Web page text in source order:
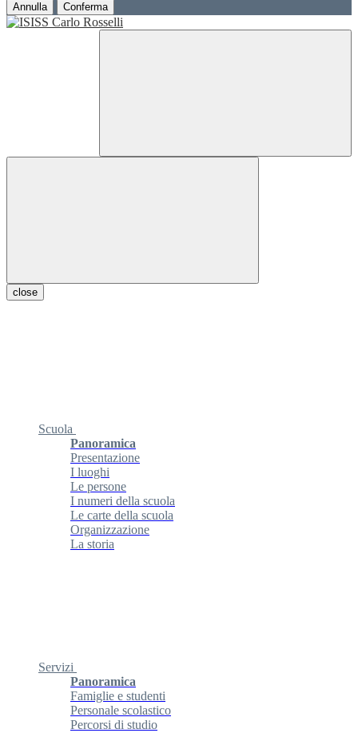
Annulla Conferma
close
Scuola
Panoramica
Presentazione
I luoghi
Le persone
I numeri della scuola
Le carte della scuola
Organizzazione
La storia
Servizi
Panoramica
Famiglie e studenti
Personale scolastico
Percorsi di studio